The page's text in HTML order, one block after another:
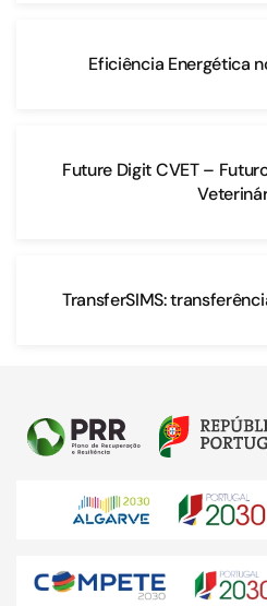
Eficiência Energética
Future Digit CVET –
TransferSIMS: